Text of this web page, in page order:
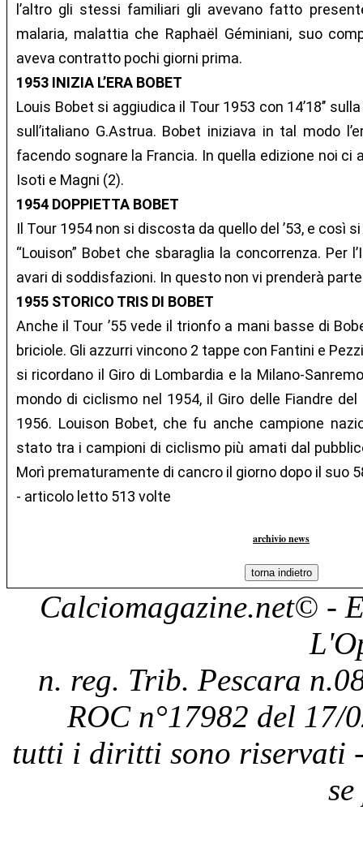
l’altro gli stessi familiari gli avevano fatto
malaria, malattia che Raphaël Géminiani, suo
aveva contratto pochi giorni prima.
1953 INIZIA L’ERA BOBET
Louis Bobet si aggiudica il Tour 1953 con 14’18’’ sulla
sull’italiano G.Astrua. Bobet iniziava in tal modo
facendo sognare la Francia. In quella edizione noi ci
Isoti e Magni (2).
1954 DOPPIETTA BOBET
Il Tour 1954 non si discosta da quello del ’53, e così
“Louison” Bobet che sbaraglia la concorrenza. Per
avari di soddisfazioni. In questo non vi prenderà
1955 STORICO TRIS DI BOBET
Anche il Tour ’55 vede il trionfo a mani basse di
briciole. Gli azzurri vincono 2 tappe con Fantini e
si ricordano il Giro di Lombardia e la Milano-
mondo di ciclismo nel 1954, il Giro delle Fiandre
1956. Louison Bobet, che fu anche campione
stato tra i campioni di ciclismo più amati dal
Morì prematuramente di cancro il giorno dopo il suo
- articolo letto 513 volte
archivio news
Calciomagazine.net© -
n. reg. Trib. Pescara
ROC n°17982 del 17/
tutti i diritti sono riservati